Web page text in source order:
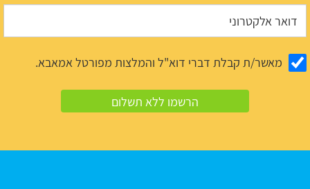
מאשר/ת קבלת דברי דוא"ל והמלצות מפורטל אמאבא.